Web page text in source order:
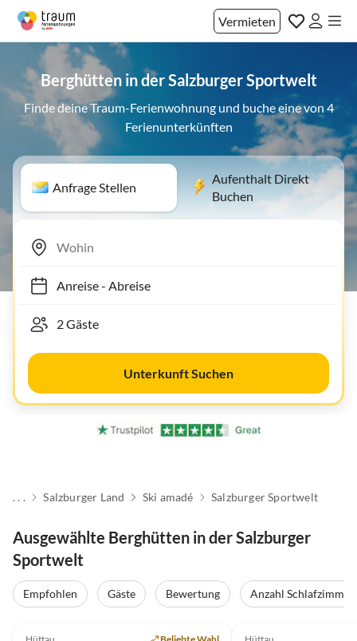
Vermieten
Berghütten in der Salzburger Sportwelt
Finde deine Traum-Ferienwohnung und buche eine von 4
Ferienunterkünften
Anfrage Stellen
Aufenthalt Direkt
Buchen
Anreise- Abreise
Unterkunft Suchen
. . . Salzburger Land Ski amadé Salzburger Sportwelt
Ausgewählte Berghütten in der Salzburger
Sportwelt
Empfohlen Gäste Bewertung
Anzahl Schlafzimmer